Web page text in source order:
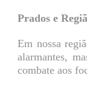
Prados e
Em nossa
alarmantes,
combate aos